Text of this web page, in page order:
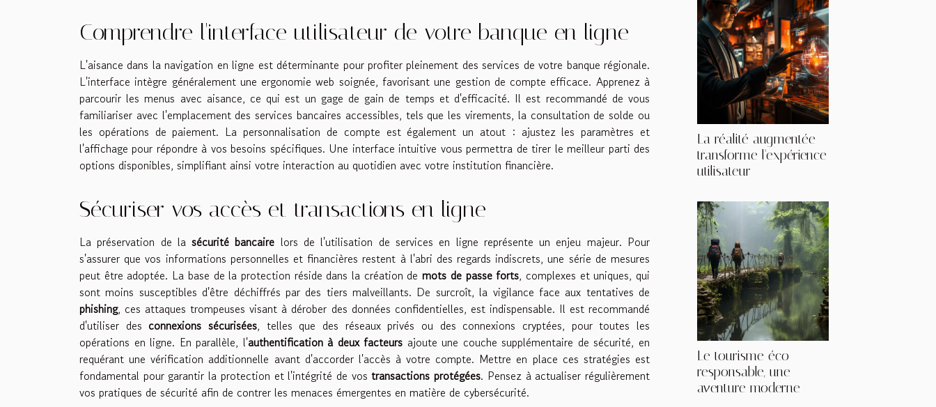
Comprendre l'interface utilisateur de votre banque en ligne
L'aisance dans la navigation en ligne est déterminante pour profiter pleinement des services de votre banque régionale.
L'interface intègre généralement une ergonomie web soignée, favorisant une gestion de compte efficace. Apprenez à
parcourir les menus avec aisance, ce qui est un gage de gain de temps et d'efficacité. Il est recommandé de vous
familiariser avec l'emplacement des services bancaires accessibles, tels que les virements, la consultation de solde ou
les opérations de paiement. La personnalisation de compte est également un atout : ajustez les paramètres et
l'affichage pour répondre à vos besoins spécifiques. Une interface intuitive vous permettra de tirer le meilleur parti des
options disponibles, simplifiant ainsi votre interaction au quotidien avec votre institution financière.
Sécuriser vos accès et transactions en ligne
La préservation de lasécurité bancaire lors de l'utilisation de services en ligne représente un enjeu majeur. Pour
s'assurer que vos informations personnelles et financières restent à l'abri des regards indiscrets, une série de mesures
peut être adoptée. La base de la protection réside dans la création demots de passe forts, complexes et uniques, qui
sont moins susceptibles d'être déchiffrés par des tiers malveillants. De surcroît, la vigilance face aux tentatives de
phishing, ces attaques trompeuses visant à dérober des données confidentielles, est indispensable. Il est recommandé
d'utiliser des connexions sécurisées, telles que des réseaux privés ou des connexions cryptées, pour toutes les
opérations en ligne. En parallèle, l'authentification à deux facteurs ajoute une couche supplémentaire de sécurité, en
requérant une vérification additionnelle avant d'accorder l'accès à votre compte. Mettre en place ces stratégies est
fondamental pour garantir la protection et l'intégrité de vostransactions protégées. Pensez à actualiser régulièrement
vos pratiques de sécurité afin de contrer les menaces émergentes en matière de cybersécurité.
La réalité augmentée
transforme l'expérience
utilisateur
Le tourisme éco-
responsable, une
aventure moderne